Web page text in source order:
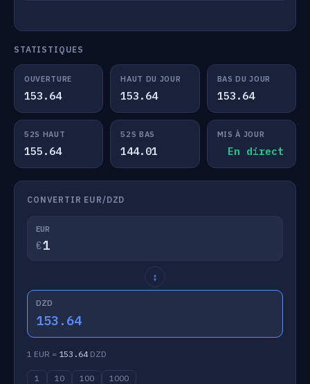
STATISTIQUES
OUVERTURE
153.64
HAUT DU JOUR
153.64
BAS DU JOUR
153.64
52S HAUT
155.64
52S BAS
144.01
MIS À JOUR
En direct
CONVERTIR EUR/DZD
EUR
€
↕
DZD
153.64
1 EUR = 153.64DZD
1 10 100 1000